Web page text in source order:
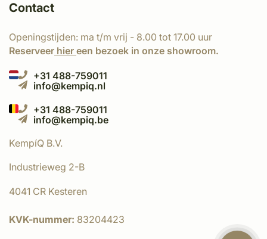
Contact
Openingstijden: ma t/m vrij - 8.00 tot 17.00 uur
Reserveer hier een bezoek in onze showroom.
+31 488-759011
info@kempiq.nl
+31 488-759011
info@kempiq.be
KempíQ B.V.
Industrieweg 2-B
4041 CR Kesteren
KVK-nummer: 83204423